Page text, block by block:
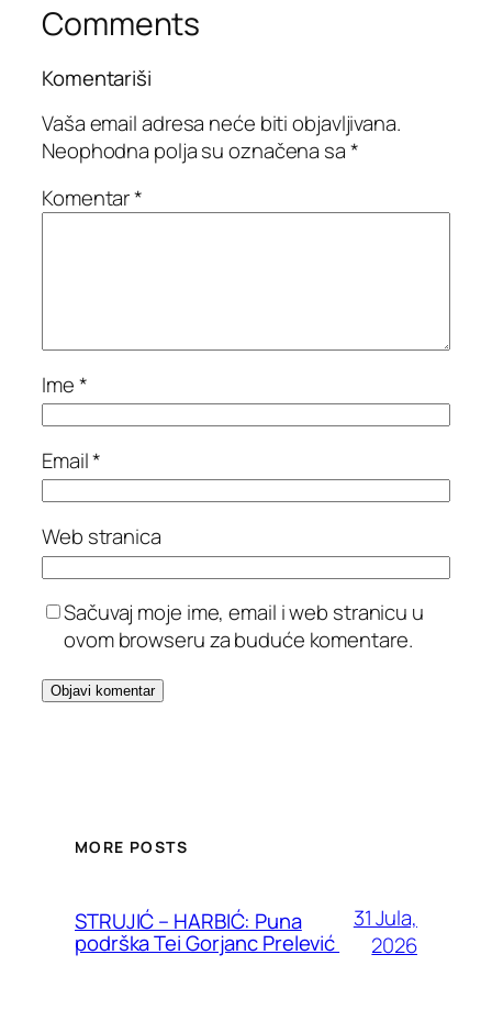
Comments
Komentariši
Vaša email adresa neće biti objavljivana.
Neophodna polja su označena sa*
Komentar*
Ime*
Email*
Web stranica
Sačuvaj moje ime, email i web stranicu u
ovom browseru za buduće komentare.
MORE POSTS
STRUJIĆ – HARBIĆ: Puna
podrška Tei Gorjanc Prelević
31 Jula,
2026